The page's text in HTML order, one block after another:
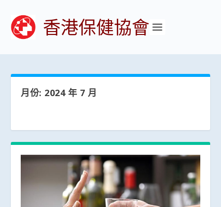
香港保健協會
月份: 2024 年 7 月